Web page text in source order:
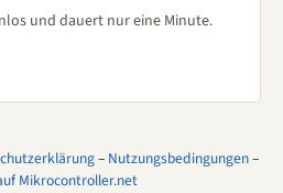
und dauert nur eine Minute.
– Nutzungsbedingungen–
Mikrocontroller.net